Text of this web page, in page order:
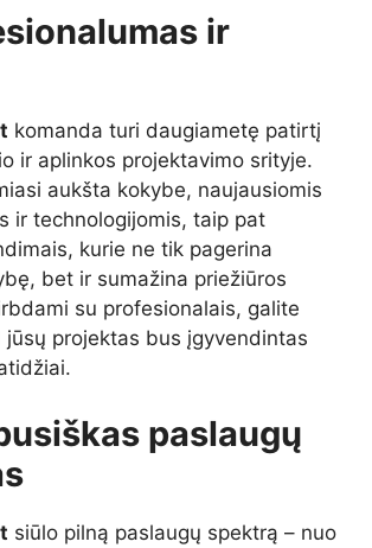
ir
komanda turi daugiametę patirtį
ir aplinkos projektavimo srityje.
aukšta kokybe, naujausiomis
ir technologijomis, taip pat
kurie ne tik pagerina
bet ir sumažina priežiūros
su profesionalais, galite
projektas bus įgyvendintas
paslaugų
siūlo pilną paslaugų spektrą – nuo